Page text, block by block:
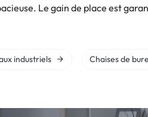
Le gain de place est
industriels Chaises de